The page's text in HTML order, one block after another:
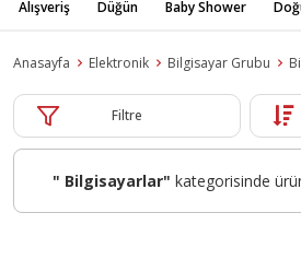
Alışveriş Düğün Baby Shower
Anasayfa Elektronik Bilgisayar Grubu
Filtre
" Bilgisayarlar" kategorisinde